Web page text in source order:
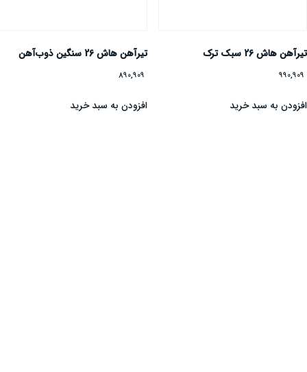
هاش 26 سبک ترک
به سبد خرید
تیرآهن هاش 26 سنگین ذوب‌آهن
890,909
افزودن به سبد خرید